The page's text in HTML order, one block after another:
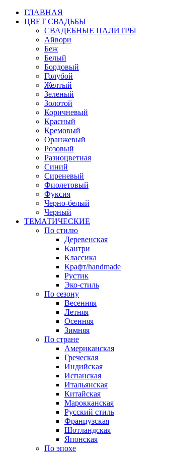
ГЛАВНАЯ
ЦВЕТ СВАДЬБЫ
СВАДЕБНЫЕ ПАЛИТРЫ
Айвори
Беж
Белый
Бордовый
Голубой
Желтый
Зеленый
Золотой
Коричневый
Красный
Кремовый
Оранжевый
Розовый
Разноцветная
Синий
Сиреневый
Фиолетовый
Фуксия
Черно-белый
Черный
ТЕМАТИЧЕСКИЕ
По стилю
Деревенская
Кантри
Классика
Крафт/handmade
Рустик
Эко-стиль
По сезону
Весенняя
Летняя
Осенняя
Зимняя
По стране
Американская
Греческая
Индийская
Испанская
Итальянская
Китайская
Марокканская
Русский стиль
Французская
Шотландская
Японская
По эпохе